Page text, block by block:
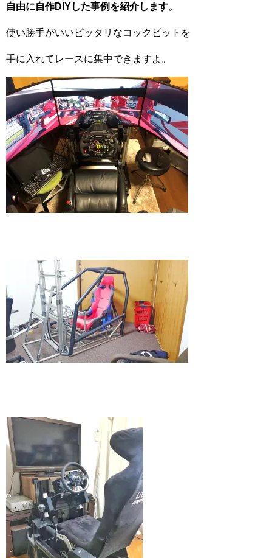
自由に自作DIYした事例を紹介します。
使い勝手がいいピッタリなコックピットを
手に入れてレースに集中できますよ。